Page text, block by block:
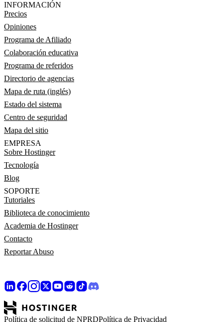
INFORMACIÓN
Precios
Opiniones
Programa de Afiliado
Colaboración educativa
Programa de referidos
Directorio de agencias
Mapa de ruta (inglés)
Estado del sistema
Centro de seguridad
Mapa del sitio
EMPRESA
Sobre Hostinger
Tecnología
Blog
SOPORTE
Tutoriales
Biblioteca de conocimiento
Academia de Hostinger
Contacto
Reportar Abuso
Política de solicitud de NPRDPolítica de Privacidad